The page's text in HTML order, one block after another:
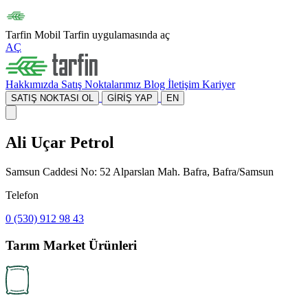
Tarfin Mobil Tarfin uygulamasında aç
AÇ
Hakkımızda Satış Noktalarımız Blog İletişim Kariyer
SATIŞ NOKTASI OL GİRİŞ YAP EN
Ali Uçar Petrol
Samsun Caddesi No: 52 Alparslan Mah. Bafra, Bafra/Samsun
Telefon
0 (530) 912 98 43
Tarım Market Ürünleri